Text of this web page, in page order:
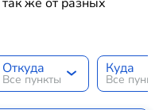
Откуда
Все пункты
Куда
Все